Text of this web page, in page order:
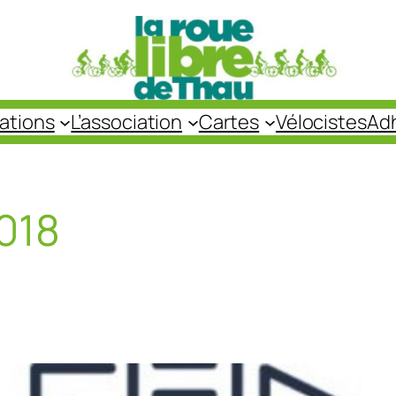
L’association Cartes Vélocistes